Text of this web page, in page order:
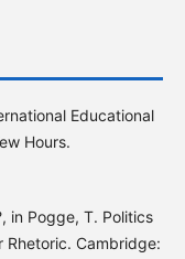
Educational
Hours.
in Pogge, T. Politics
Rhetoric. Cambridge: